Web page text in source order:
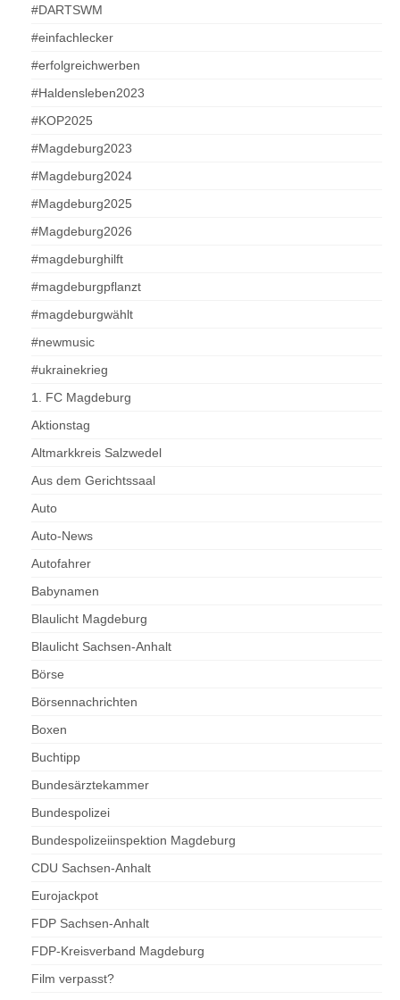
#DARTSWM
#einfachlecker
#erfolgreichwerben
#Haldensleben2023
#KOP2025
#Magdeburg2023
#Magdeburg2024
#Magdeburg2025
#Magdeburg2026
#magdeburghilft
#magdeburgpflanzt
#magdeburgwählt
#newmusic
#ukrainekrieg
1. FC Magdeburg
Aktionstag
Altmarkkreis Salzwedel
Aus dem Gerichtssaal
Auto
Auto-News
Autofahrer
Babynamen
Blaulicht Magdeburg
Blaulicht Sachsen-Anhalt
Börse
Börsennachrichten
Boxen
Buchtipp
Bundesärztekammer
Bundespolizei
Bundespolizeiinspektion Magdeburg
CDU Sachsen-Anhalt
Eurojackpot
FDP Sachsen-Anhalt
FDP-Kreisverband Magdeburg
Film verpasst?